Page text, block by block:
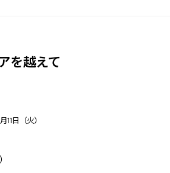
を越えて
日（火）